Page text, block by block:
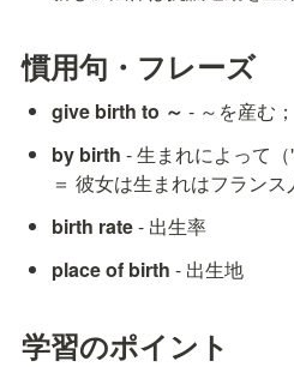
慣用句・フレーズ
give birth to ～ - ～を産む
by birth - 生まれによって
＝ 彼女は生まれはフランス
birth rate - 出生率
place of birth - 出生地
学習のポイント